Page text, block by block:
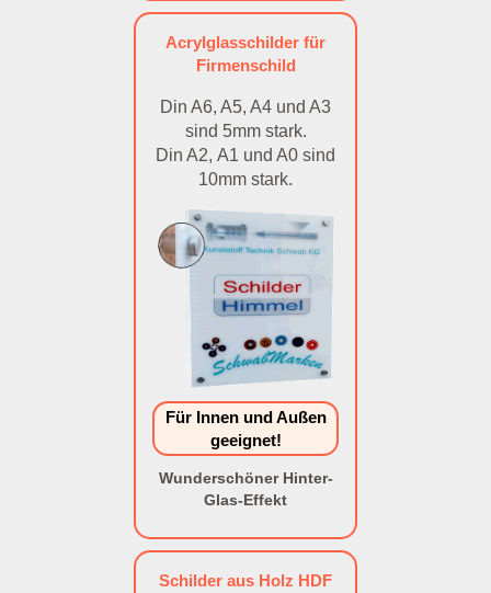
Acrylglasschilder für
Firmenschild
Din A6, A5, A4 und A3
sind 5mm stark.
Din A2, A1 und A0 sind
10mm stark.
Für Innen und Außen
geeignet!
Wunderschöner Hinter-
Glas-Effekt
Schilder aus Holz HDF